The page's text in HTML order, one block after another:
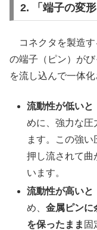
2. 「端子の変
コネクタを製造す
の端子（ピン）が
を流し込んで一体
流動性が低いと
めに、強力な圧
ます。この強
押し流されて曲
います。
流動性が高いと
め、金属ピンに
を保ったまま 固